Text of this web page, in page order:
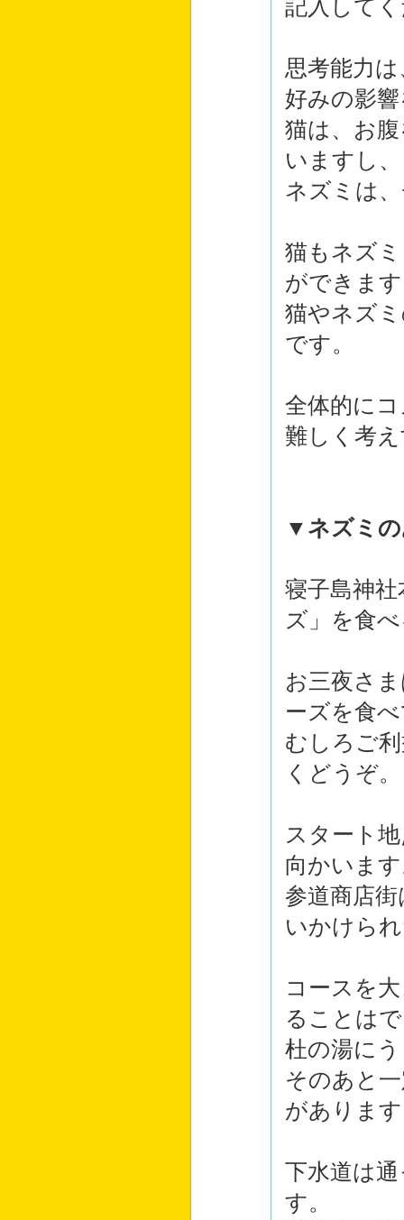
記入して
思考能力
好みの影
猫は、お
いますし、
ネズミは
猫もネズ
ができま
猫やネズ
です。
全体的に
難しく考
▼ネズミ
寝子島神
ズ」を食
お三夜さ
ーズを食
むしろご
くどうぞ。
スタート
向かいま
参道商店
いかけら
コースを
ることは
杜の湯に
そのあと
がありま
下水道は
す。